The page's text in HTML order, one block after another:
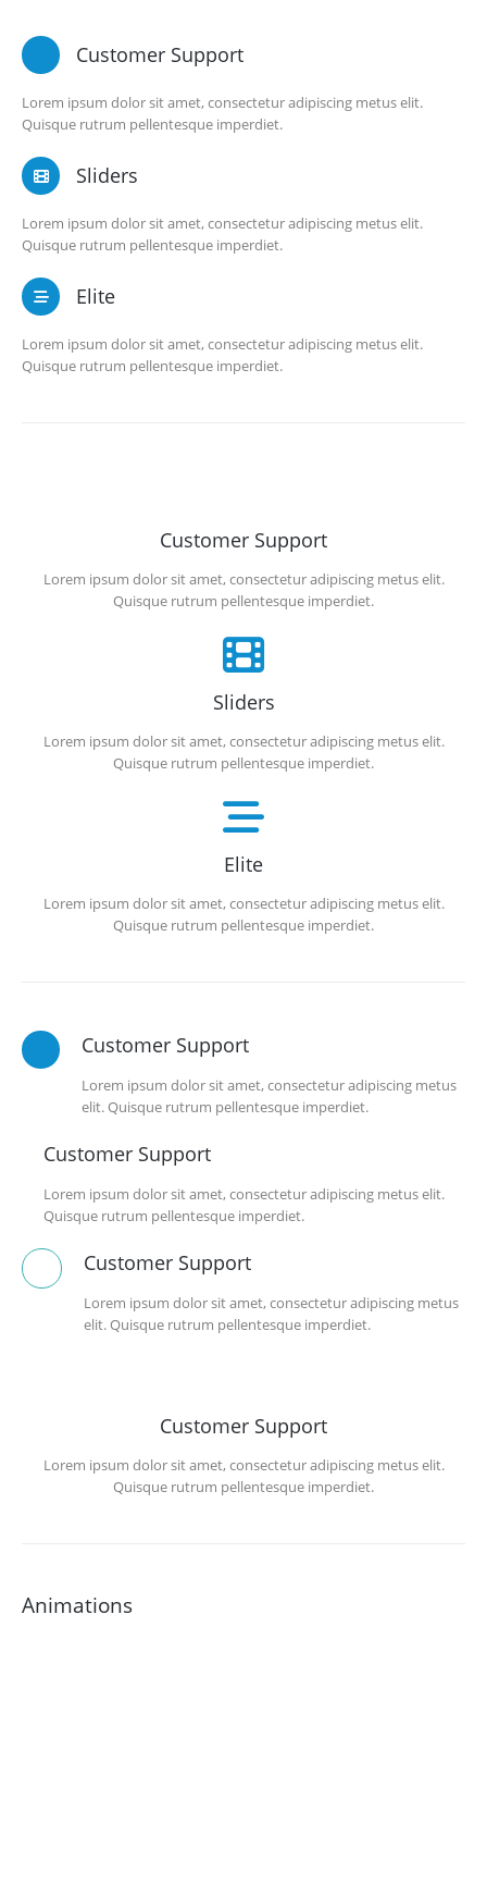
Customer Support
Lorem ipsum dolor sit amet, consectetur adipiscing metus elit.
Quisque rutrum pellentesque imperdiet.
Sliders
Lorem ipsum dolor sit amet, consectetur adipiscing metus elit.
Quisque rutrum pellentesque imperdiet.
Elite
Lorem ipsum dolor sit amet, consectetur adipiscing metus elit.
Quisque rutrum pellentesque imperdiet.
Customer Support
Lorem ipsum dolor sit amet, consectetur adipiscing metus elit.
Quisque rutrum pellentesque imperdiet.
Sliders
Lorem ipsum dolor sit amet, consectetur adipiscing metus elit.
Quisque rutrum pellentesque imperdiet.
Elite
Lorem ipsum dolor sit amet, consectetur adipiscing metus elit.
Quisque rutrum pellentesque imperdiet.
Customer Support
Lorem ipsum dolor sit amet, consectetur adipiscing metus
elit. Quisque rutrum pellentesque imperdiet.
Customer Support
Lorem ipsum dolor sit amet, consectetur adipiscing metus elit.
Quisque rutrum pellentesque imperdiet.
Customer Support
Lorem ipsum dolor sit amet, consectetur adipiscing metus
elit. Quisque rutrum pellentesque imperdiet.
Customer Support
Lorem ipsum dolor sit amet, consectetur adipiscing metus elit.
Quisque rutrum pellentesque imperdiet.
Animations